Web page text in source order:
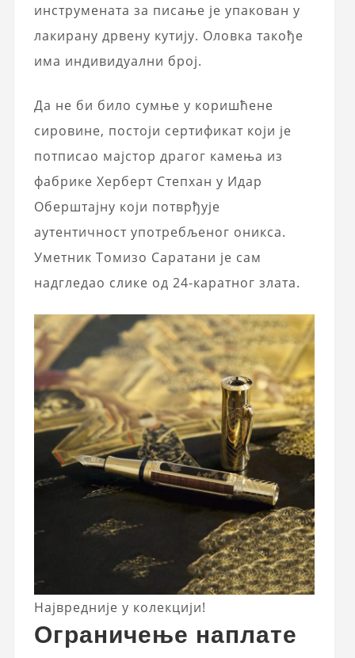
инструмената за писање је упакован у
лакирану дрвену кутију. Оловка такође
има индивидуални број.
Да не би било сумње у коришћене
сировине, постоји сертификат који је
потписао мајстор драгог камења из
фабрике Херберт Степхан у Идар
Оберштајну који потврђује
аутентичност употребљеног оникса.
Уметник Томизо Саратани је сам
надгледао слике од 24-каратног злата.
Највредније у колекцији!
Ограничење наплате